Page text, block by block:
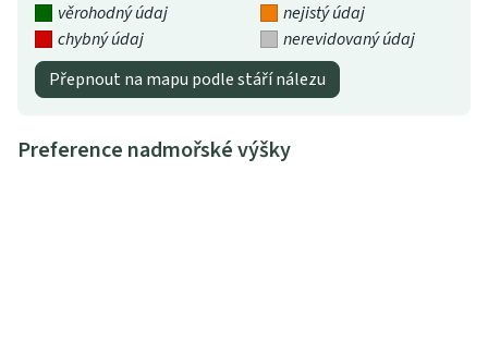
věrohodný údaj
nejistý údaj
chybný údaj
nerevidovaný údaj
Přepnout na mapu podle stáří nálezu
Preference nadmořské výšky